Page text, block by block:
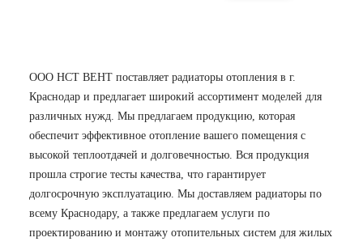
ООО НСТ ВЕНТ поставляет радиаторы отопления в г.
Краснодар и предлагает широкий ассортимент моделей для
различных нужд. Мы предлагаем продукцию, которая
обеспечит эффективное отопление вашего помещения с
высокой теплоотдачей и долговечностью. Вся продукция
прошла строгие тесты качества, что гарантирует
долгосрочную эксплуатацию. Мы доставляем радиаторы по
всему Краснодару, а также предлагаем услуги по
проектированию и монтажу отопительных систем для жилых